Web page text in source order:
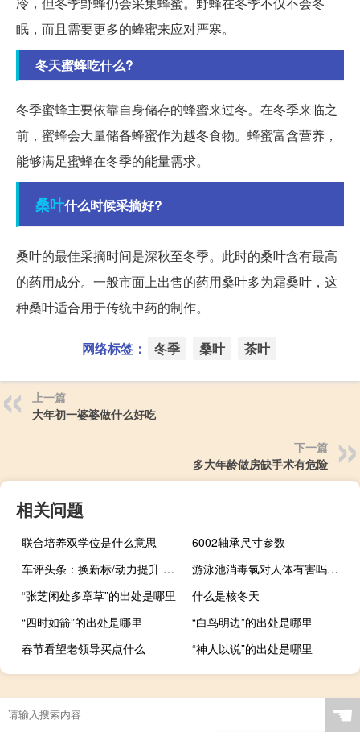
眠，而且需要更多的蜂蜜来应对严寒。
冬天蜜蜂吃什么?
冬季蜜蜂主要依靠自身储存的蜂蜜来过冬。在冬季来临之
前，蜜蜂会大量储备蜂蜜作为越冬食物。蜂蜜富含营养，
能够满足蜜蜂在冬季的能量需求。
桑叶什么时候采摘好?
桑叶的最佳采摘时间是深秋至冬季。此时的桑叶含有最高
的药用成分。一般市面上出售的药用桑叶多为霜桑叶，这
种桑叶适合用于传统中药的制作。
网络标签： 冬季 桑叶 茶叶
上一篇
大年初一婆婆做什么好吃
下一篇
多大年龄做房缺手术有危险
相关问题
联合培养双学位是什么意思
6002轴承尺寸参数
车评头条：换新标/动力提升 试驾北斗星X5巡航版
游泳池消毒氯对人体有害吗（游泳池消毒）
“张芝闲处多章草”的出处是哪里
什么是核冬天
“四时如箭”的出处是哪里
“白鸟明边”的出处是哪里
春节看望老领导买点什么
“神人以说”的出处是哪里
☚